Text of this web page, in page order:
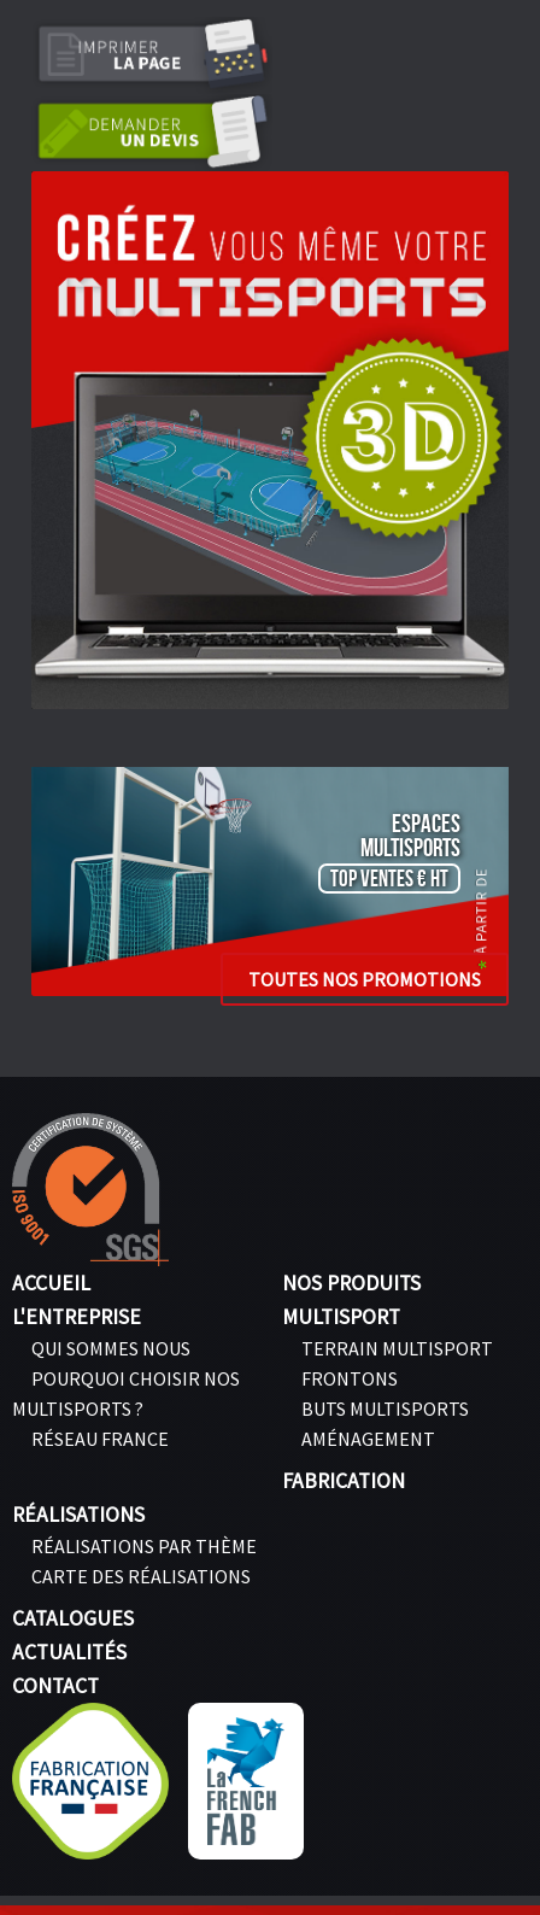
ESPACES
Multisports
TOP VENTES € HT
TOUTES NOS PROMOTIONS
ACCUEIL
L'ENTREPRISE
QUI SOMMES NOUS
POURQUOI CHOISIR NOS
MULTISPORTS ?
RÉSEAU FRANCE
NOS PRODUITS
MULTISPORT
TERRAIN MULTISPORT
FRONTONS
BUTS MULTISPORTS
AMÉNAGEMENT
FABRICATION
RÉALISATIONS
RÉALISATIONS PAR THÈME
CARTE DES RÉALISATIONS
CATALOGUES
ACTUALITÉS
CONTACT